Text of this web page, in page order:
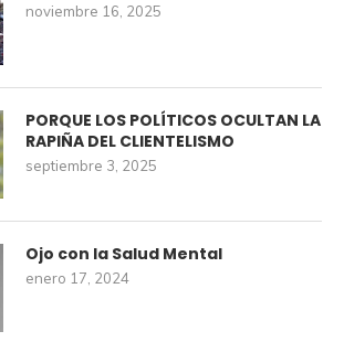
noviembre 16, 2025
PORQUE LOS POLÍTICOS OCULTAN LA
RAPIÑA DEL CLIENTELISMO
septiembre 3, 2025
Ojo con la Salud Mental
enero 17, 2024